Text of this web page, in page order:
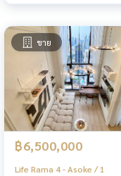
ขาย
฿6,500,000
Life Rama 4 - Asoke / 1